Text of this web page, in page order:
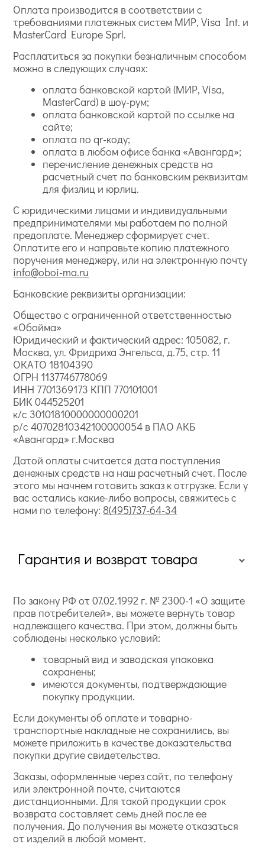
Оплата производится в соответствии с
требованиями платежных систем МИР, Visa Int. и
MasterCard Europe Sprl.
Расплатиться за покупки безналичным способом
можно в следующих случаях:
оплата банковской картой (МИР, Visa,
MasterCard) в шоу-рум;
оплата банковской картой по ссылке на
сайте;
оплата по qr-коду;
оплата в любом офисе банка «Авангард»;
перечисление денежных средств на
расчетный счет по банковским реквизитам
для физлиц и юрлиц.
С юридическими лицами и индивидуальными
предпринимателями мы работаем по полной
предоплате. Менеджер сформирует счет.
Оплатите его и направьте копию платежного
поручения менеджеру, или на электронную почту
info@oboi-ma.ru
Банковские реквизиты организации:
Общество с ограниченной ответственностью
«Обойма»
Юридический и фактический адрес: 105082, г.
Москва, ул. Фридриха Энгельса, д.75, стр. 11
ОКАТО 18104390
ОГРН 1137746778069
ИНН 7701369173 КПП 770101001
БИК 044525201
к/с 30101810000000000201
р/с 40702810342100000054 в ПАО АКБ
«Авангард» г.Москва
Датой оплаты считается дата поступления
денежных средств на наш расчетный счет. После
этого мы начнем готовить заказ к отгрузке. Если у
вас остались какие-либо вопросы, свяжитесь с
нами по телефону: 8(495)737-64-34
Гарантия и возврат товара
По закону РФ от 07.02.1992 г. № 2300-1 «О защите
прав потребителей», вы можете вернуть товар
надлежащего качества. При этом, должны быть
соблюдены несколько условий:
товарный вид и заводская упаковка
сохранены;
имеются документы, подтверждающие
покупку продукции.
Если документы об оплате и товарно-
транспортные накладные не сохранились, вы
можете приложить в качестве доказательства
покупки другие свидетельства.
Заказы, оформленные через сайт, по телефону
или электронной почте, считаются
дистанционными. Для такой продукции срок
возврата составляет семь дней после ее
получения. До получения вы можете отказаться
от изделий в любой момент.